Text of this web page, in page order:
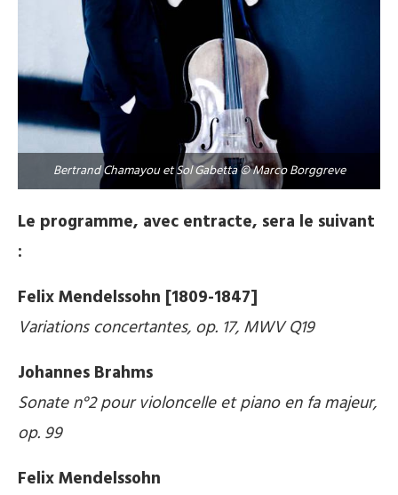
Bertrand Chamayou et Sol Gabetta © Marco Borggreve
Le programme, avec entracte, sera le suivant
:
Felix Mendelssohn [1809-1847]
Variations concertantes, op. 17, MWV Q19
Johannes Brahms
Sonate n°2 pour violoncelle et piano en fa majeur,
op. 99
Felix Mendelssohn